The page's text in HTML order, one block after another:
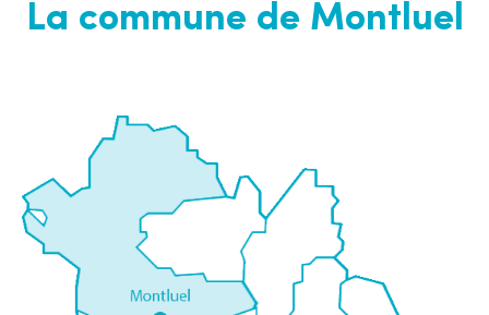
La commune de Montluel